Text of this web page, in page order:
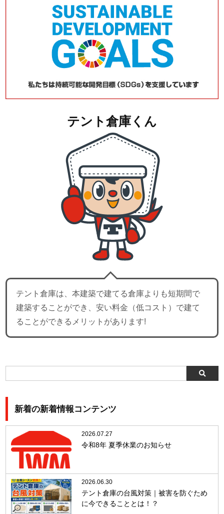
テント倉庫くん
テント倉庫は、本建築で建てる倉庫よりも短期間で
建築することができ、安い料金（低コスト）で建て
ることができるメリットがあります!
新着の新着情報コンテンツ
2026.07.27
令和8年 夏季休業のお知らせ
2026.06.30
テント倉庫の台風対策｜被害を防ぐため
に今できることとは！？